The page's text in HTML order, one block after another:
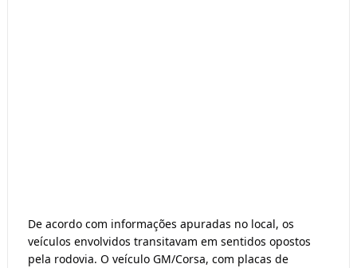
De acordo com informações apuradas no local, os
veículos envolvidos transitavam em sentidos opostos
pela rodovia. O veículo GM/Corsa, com placas de